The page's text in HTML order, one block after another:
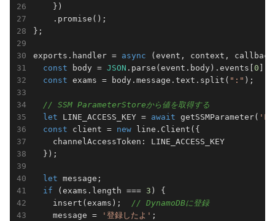
    })
    .promise();
};
exports.handler = async (event, context,
const body = JSON .parse(event.body).events[0
const exams = body.message.text.split( ":" );
// SSM ParameterStoreから値を取得する
let LINE_ACCESS_KEY = await getSSMParameter(
const client = new line.Client({
    channelAccessToken: LINE_ACCESS_KEY
  });
let message;
if (exams.length === 3 ) {
    insert(exams);
// DynamoDBに登録
    message =
'登録したよ' ;